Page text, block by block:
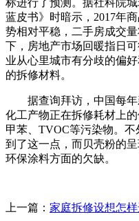
蓝皮书》时暗示，2017年
势相对平稳，二手房成交
下，房地产市场回暖指日
业从心里城市有分歧的偏
的拆修材料。
据查询拜访，中国每年
化工产物正在拆修耗材上
甲苯、TVOC等污染物。
到了这一点，而贝壳粉的
环保涂料方面的欠缺。
上一篇： 家庭拆修设想怎